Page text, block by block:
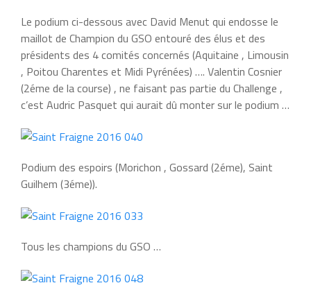
Le podium ci-dessous avec David Menut qui endosse le
maillot de Champion du GSO entouré des élus et des
présidents des 4 comités concernés (Aquitaine , Limousin
, Poitou Charentes et Midi Pyrénées) …. Valentin Cosnier
(2éme de la course) , ne faisant pas partie du Challenge ,
c’est Audric Pasquet qui aurait dû monter sur le podium …
Podium des espoirs (Morichon , Gossard (2éme), Saint
Guilhem (3éme)).
Tous les champions du GSO …